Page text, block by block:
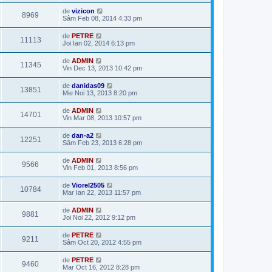
8969 de vizicon
Sâm Feb 08, 2014 4:33 pm
11113 de PETRE
Joi Ian 02, 2014 6:13 pm
11345 de ADMIN
Vin Dec 13, 2013 10:42 pm
13851 de danidas09
Mie Noi 13, 2013 8:20 pm
14701 de ADMIN
Vin Mar 08, 2013 10:57 pm
12251 de dan-a2
Sâm Feb 23, 2013 6:28 pm
9566 de ADMIN
Vin Feb 01, 2013 8:56 pm
10784 de Viorel2505
Mar Ian 22, 2013 11:57 pm
9881 de ADMIN
Joi Noi 22, 2012 9:12 pm
9211 de PETRE
Sâm Oct 20, 2012 4:55 pm
9460 de PETRE
Mar Oct 16, 2012 8:28 pm